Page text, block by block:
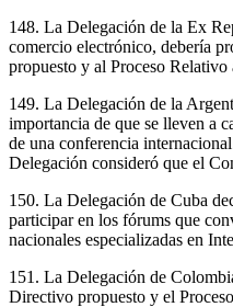
148. La Delegación de la Ex
comercio electrónico, debería
propuesto y al Proceso
149. La Delegación de la
importancia de que se lleven a
de una conferencia
Delegación consideró que el
150. La Delegación de Cuba
participar en los fórums que
nacionales especializadas en
151. La Delegación de
Directivo propuesto y el